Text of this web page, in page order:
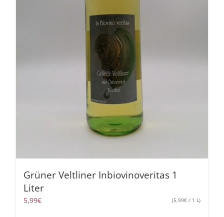
Grüner Veltliner Inbiovinoveritas 1
Liter
5,99€ (5,99€/ 1 L)